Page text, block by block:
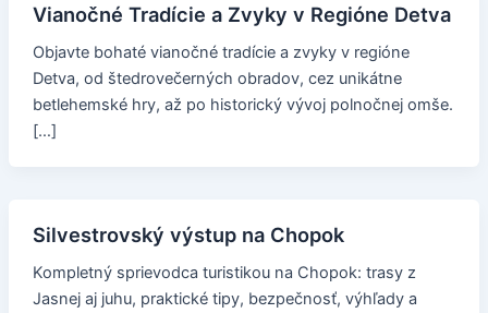
Vianočné Tradície a Zvyky v Regióne Detva
Objavte bohaté vianočné tradície a zvyky v regióne
Detva, od štedrovečerných obradov, cez unikátne
betlehemské hry, až po historický vývoj polnočnej omše.
[…]
Silvestrovský výstup na Chopok
Kompletný sprievodca turistikou na Chopok: trasy z
Jasnej aj juhu, praktické tipy, bezpečnosť, výhľady a